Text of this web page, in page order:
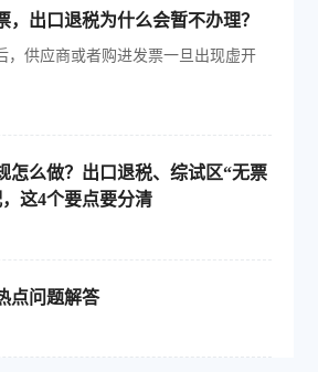
，出口退税为什么会暂不办理？
，供应商或者购进发票一旦出现虚开
怎么做？出口退税、综试区“无票
这4个要点要分清
点问题解答